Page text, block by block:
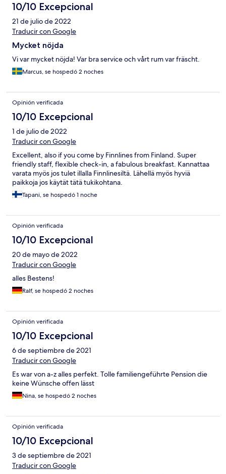
10/10 Excepcional
21 de julio de 2022
Traducir con Google
Mycket nöjda
Vi var mycket nöjda! Var bra service och vårt rum var fräscht.
Marcus, se hospedó 2 noches
Opinión verificada
10/10 Excepcional
1 de julio de 2022
Traducir con Google
Excellent, also if you come by Finnlines from Finland. Super
friendly staff, flexible check-in, a fabulous breakfast. Kannattaa
varata myös jos tulet illalla Finnlinesiltä. Lähellä myös hyviä
paikkoja jos käytät tätä tukikohtana.
Tapani, se hospedó 1 noche
Opinión verificada
10/10 Excepcional
20 de mayo de 2022
Traducir con Google
alles Bestens!
Ralf, se hospedó 2 noches
Opinión verificada
10/10 Excepcional
6 de septiembre de 2021
Traducir con Google
Es war von a-z alles perfekt. Tolle familiengeführte Pension die
keine Wünsche offen lässt
Nina, se hospedó 2 noches
Opinión verificada
10/10 Excepcional
3 de septiembre de 2021
Traducir con Google